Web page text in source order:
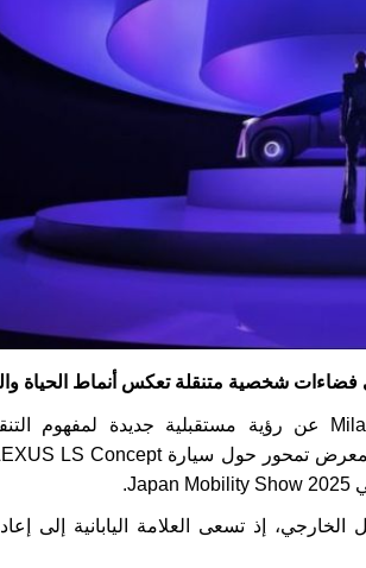
شخصية متنقلة تعكس أنماط الحياة
عن رؤية مستقبلية جديدة لمفهوم
تمحور حول سيارة LEXUS LS Concept
إذ تسعى العلامة اليابانية إلى